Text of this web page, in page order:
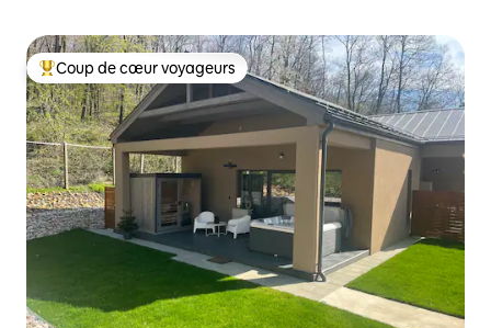
Coups de cœur voyageurs les plus appréciés
Coup de cœur voyageurs